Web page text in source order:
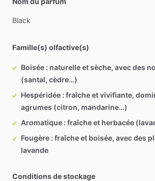
Black
Famille(s) olfactive(s)
Boisée : naturelle et sèche, avec des
(santal, cèdre…)
Hespéridée : fraîche et vivifiante,
agrumes (citron, mandarine…)
Aromatique : fraîche et herbacée
Fougère : fraîche et boisée, avec des
lavande
Conditions de stockage